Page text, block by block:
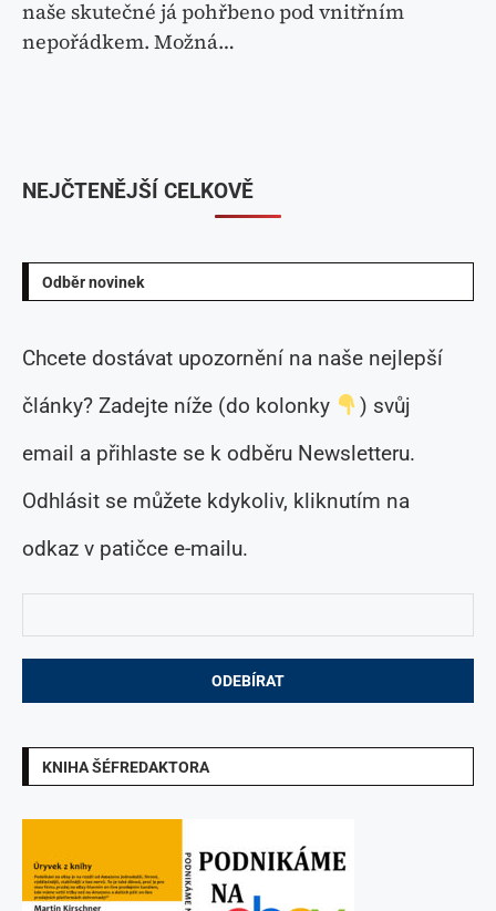
naše skutečné já pohřbeno pod vnitřním
nepořádkem. Možná…
Odběr novinek
Chcete dostávat upozornění na naše nejlepší
články? Zadejte níže (do kolonky
) svůj
email a přihlaste se k odběru Newsletteru.
Odhlásit se můžete kdykoliv, kliknutím na
odkaz v patičce e-mailu.
KNIHA ŠÉFREDAKTORA
NEJČTENĚJŠÍ CELKOVĚ